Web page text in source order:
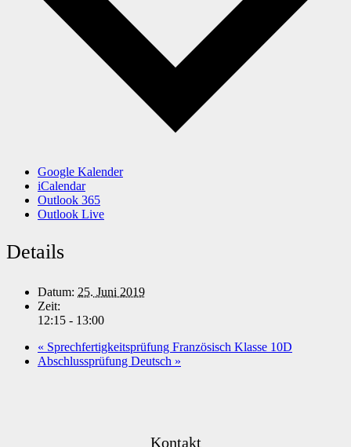
Google Kalender
iCalendar
Outlook 365
Outlook Live
Details
Datum: 25. Juni 2019
Zeit:
12:15 - 13:00
« Sprechfertigkeitsprüfung Französisch Klasse 10D
Abschlussprüfung Deutsch »
Kontakt